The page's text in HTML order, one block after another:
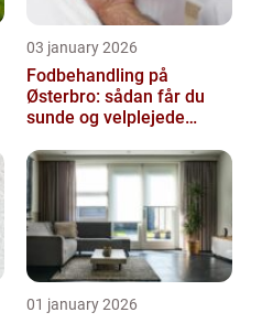
03 january 2026
Fodbehandling på
Østerbro: sådan får du
sunde og velplejede
01 january 2026